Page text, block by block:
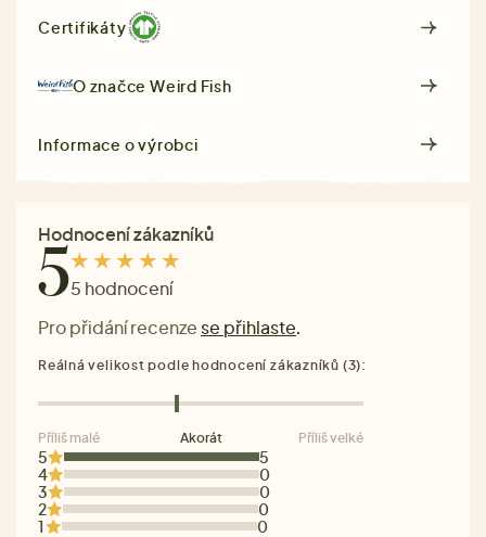
Certifikáty
O značceWeird Fish
Informace o výrobci
Hodnocení zákazníků
55 hodnocení
Pro přidání recenze se přihlaste.
5
5
4
0
3
0
2
0
1
0
Reálná velikost podle hodnocení zákazníků (3):
Příliš malé Akorát Příliš velké